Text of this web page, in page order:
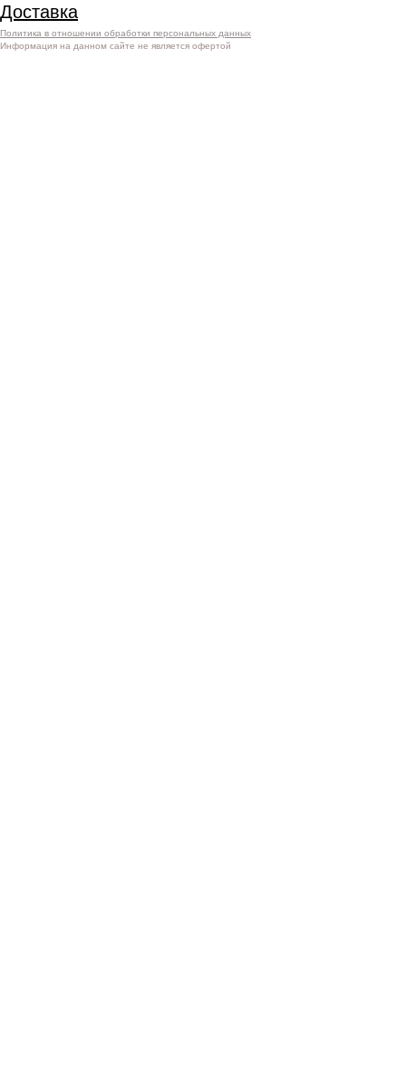
Доставка
Политика в отношении обработки персональных данных
Информация на данном сайте не является офертой